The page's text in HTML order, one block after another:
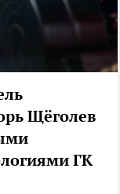
Щёголев
ГК